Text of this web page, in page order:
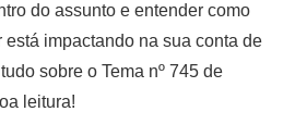
do assunto e entender como
impactando na sua conta de
sobre o Tema nº 745 de
leitura!